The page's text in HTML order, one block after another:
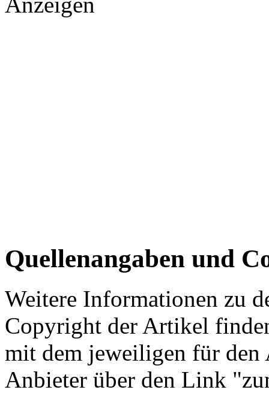
Quellenangaben und
Weitere Informationen zu
Copyright der Artikel
mit dem jeweiligen für
Anbieter über den Link